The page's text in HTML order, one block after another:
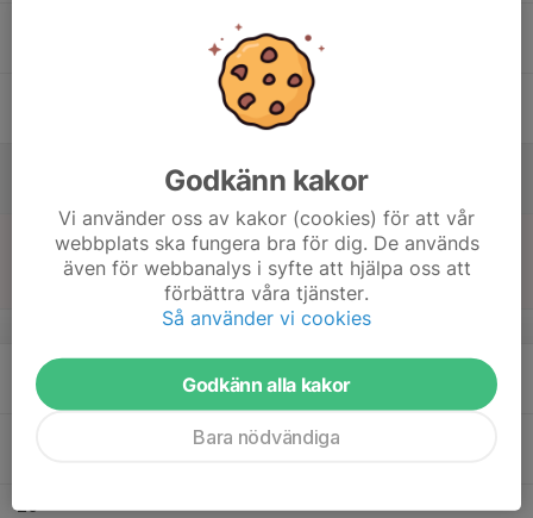
Grindtorpshallen
15:30
17:30
Match mot Skogås/Trångsunds IBK (B)
Herrar veteraner division 2 norra
Skogåshallen
v.8
Mån
20
Godkänn kakor
Vi använder oss av kakor (cookies) för att vår
webbplats ska fungera bra för dig. De används
även för webbanalys i syfte att hjälpa oss att
förbättra våra tjänster.
Så använder vi cookies
Godkänn alla kakor
Bara nödvändiga